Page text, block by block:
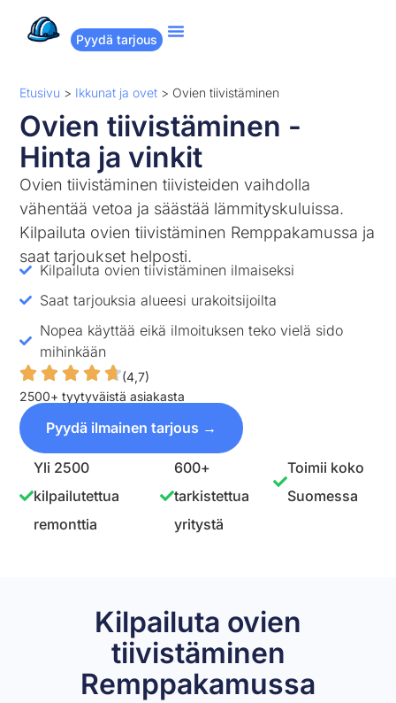
Pyydä tarjous
Etusivu > Ikkunat ja ovet > Ovien tiivistäminen
Ovien tiivistäminen -
Hinta ja vinkit
Ovien tiivistäminen tiivisteiden vaihdolla
vähentää vetoa ja säästää lämmityskuluissa.
Kilpailuta ovien tiivistäminen Remppakamussa ja
saat tarjoukset helposti.
Kilpailuta ovien tiivistäminen ilmaiseksi
Saat tarjouksia alueesi urakoitsijoilta
Nopea käyttää eikä ilmoituksen teko vielä sido
mihinkään
(4,7)
2500+ tyytyväistä asiakasta
Pyydä ilmainen tarjous →
Yli 2500
kilpailutettua
remonttia
600+
tarkistettua
yritystä
Toimii koko
Suomessa
Kilpailuta ovien
tiivistäminen
Remppakamussa